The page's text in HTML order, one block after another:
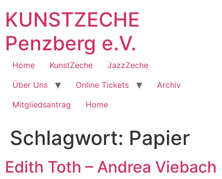
Inhalt
springen
KUNSTZECHE
Penzberg e.V.
Home KunstZeche
JazzZeche
Über Uns
Online Tickets
Archiv
Mitgliedsantrag
Home
Schlagwort: Papier
Edith Toth – Andrea Viebach